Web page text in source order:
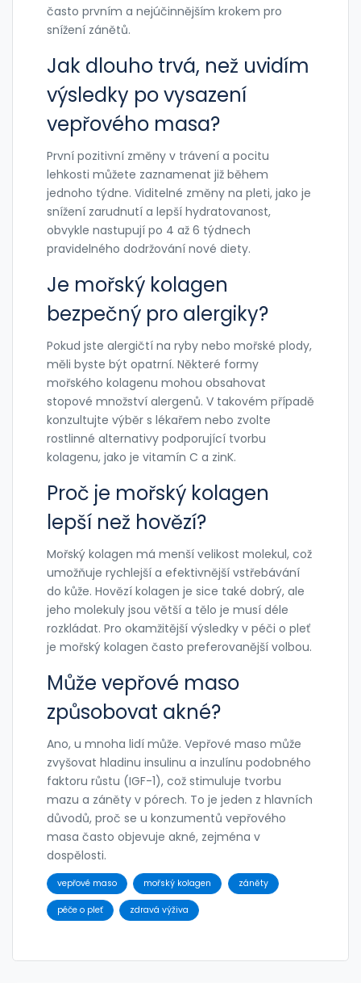
často prvním a nejúčinnějším krokem pro
snížení zánětů.
Jak dlouho trvá, než uvidím
výsledky po vysazení
vepřového masa?
První pozitivní změny v trávení a pocitu
lehkosti můžete zaznamenat již během
jednoho týdne. Viditelné změny na pleti, jako je
snížení zarudnutí a lepší hydratovanost,
obvykle nastupují po 4 až 6 týdnech
pravidelného dodržování nové diety.
Je mořský kolagen
bezpečný pro alergiky?
Pokud jste alergičtí na ryby nebo mořské plody,
měli byste být opatrní. Některé formy
mořského kolagenu mohou obsahovat
stopové množství alergenů. V takovém případě
konzultujte výběr s lékařem nebo zvolte
rostlinné alternativy podporující tvorbu
kolagenu, jako je vitamín C a zinK.
Proč je mořský kolagen
lepší než hovězí?
Mořský kolagen má menší velikost molekul, což
umožňuje rychlejší a efektivnější vstřebávání
do kůže. Hovězí kolagen je sice také dobrý, ale
jeho molekuly jsou větší a tělo je musí déle
rozkládat. Pro okamžitější výsledky v péči o pleť
je mořský kolagen často preferovanější volbou.
Může vepřové maso
způsobovat akné?
Ano, u mnoha lidí může. Vepřové maso může
zvyšovat hladinu insulinu a inzulínu podobného
faktoru růstu (IGF-1), což stimuluje tvorbu
mazu a záněty v pórech. To je jeden z hlavních
důvodů, proč se u konzumentů vepřového
masa často objevuje akné, zejména v
dospělosti.
vepřové maso mořský kolagen záněty
péče o pleť zdravá výživa